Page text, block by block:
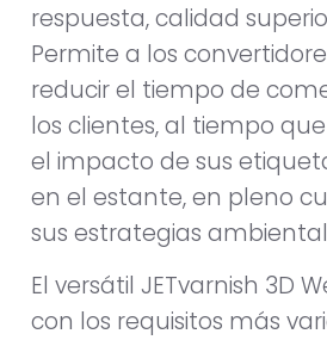
respuesta, calidad
Permite a los
reducir el tiempo de
los clientes, al tiempo
el impacto de sus
en el estante, en pleno
sus estrategias
El versátil JETvarnish 3D
con los requisitos más